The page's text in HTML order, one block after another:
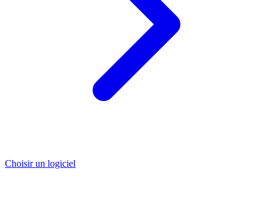
Choisir un logiciel